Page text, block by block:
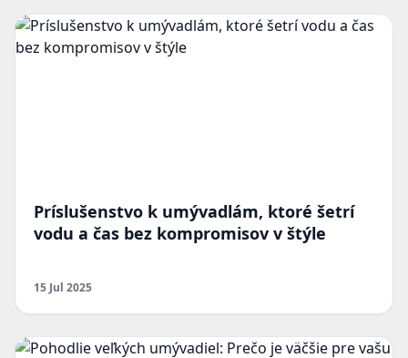
Príslušenstvo k umývadlám, ktoré šetrí
vodu a čas bez kompromisov v štýle
15 Jul 2025